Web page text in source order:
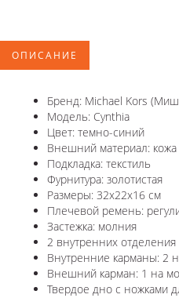
ОПИСАНИЕ
Бренд: Michael Kors
Модель: Cynthia
Цвет: темно-синий
Внешний материал: кожа
Подкладка: текстиль
Фурнитура: золотистая
Размеры: 32х22х16 см
Плечевой ремень:
Застежка: молния
2 внутренних отделения
Внутренние карманы: 2
Внешний карман: 1 на
Твердое дно с ножками